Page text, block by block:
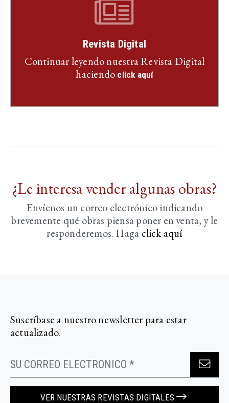
Revista Digital
Continuar leyendo nuestra Revista Digital
haciendo click aquí
¿Le interesa vender algunas obras?
Envíenos un correo electrónico indicando
brevemente qué obras piensa poner en venta, y le
responderemos. Haga click aquí­
Suscríbase a nuestro newsletter para estar
actualizado.
VER NUESTRAS REVISTAS DIGITALES